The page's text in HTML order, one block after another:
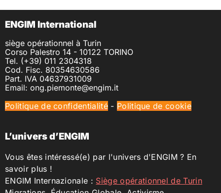
ENGIM International
siège opérationnel à Turin
Corso Palestro 14 - 10122 TORINO
Tel. (+39) 011 2304318
Cod. Fisc. 80354630586
Part. IVA 04637931009
Email: ong.piemonte@engim.it
Politique de confidentialité- Politique de cookie
L’univers d’ENGIM
Vous êtes intéressé(e) par l'univers d'ENGIM ? En
savoir plus !
ENGIM Internazionale : Siège opérationnel de Turin